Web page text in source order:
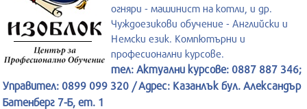
огняри - машинист на котли, и др.
Чуждоезикови обучение - Английски и
Немски език. Компютърни и
професионални курсове.
тел: Актуални курсове: 0887 887 346;
Управител: 0899 099 320 / Адрес: Казанлък бул. Александър
Батенберг 7-Б, ет. 1